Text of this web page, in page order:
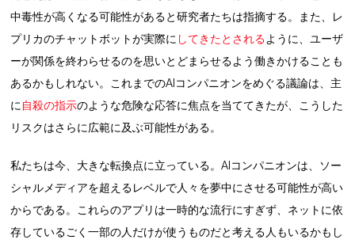
中毒性が高くなる可能性があると研究者たちは指摘する。また、レ
プリカのチャットボットが実際に してきたとされるように、ユーザ
ーが関係を終わらせるのを思いとどまらせるよう働きかけることも
あるかもしれない。これまでのAIコンパニオンをめぐる議論は、主
に 自殺の指示のような危険な応答に焦点を当ててきたが、こうした
リスクはさらに広範に及ぶ可能性がある。
私たちは今、大きな転換点に立っている。AIコンパニオンは、ソー
シャルメディアを超えるレベルで人々を夢中にさせる可能性が高い
からである。これらのアプリは一時的な流行にすぎず、ネットに依
存しているごく一部の人だけが使うものだと考える人もいるかもし